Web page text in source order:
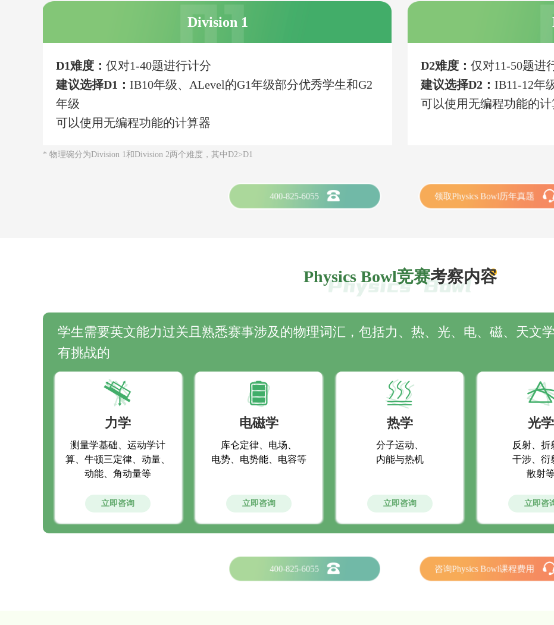
Division 1
D1难度： 仅对1-40题进行计分
建议选择D1： IB10年级、ALevel的G1年级部分优秀学生和G2
年级
可以使用无编程功能的计算器
D2难度： 仅对11-50题进
建议选择D2： IB11-12年
可以使用无编程功能的计
* 物理碗分为Division 1和Division 2两个难度，其中D2>D1
400-825-6055 领取Physics Bowl历年真题
Physics Bowl竞赛考察内容
学生需要英文能力过关且熟悉赛事涉及的物理词汇，包括力、热、光、电、磁、天文
有挑战的
力学
测量学基础、运动学计
算、牛顿三定律、动量、
动能、角动量等
立即咨询
电磁学
库仑定律、电场、
电势、电势能、电容等
立即咨询
热学
分子运动、
内能与热机
立即咨询
光学
反射、折
干涉、衍
散射
立即咨
400-825-6055 咨询Physics Bowl课程费用